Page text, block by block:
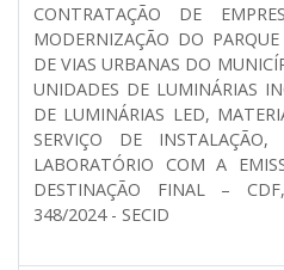
CONTRATAÇÃO DE
MODERNIZAÇÃO DO
DE VIAS URBANAS DO
UNIDADES DE LUMINÁRIAS
DE LUMINÁRIAS LED,
SERVIÇO DE
LABORATÓRIO COM A
DESTINAÇÃO FINAL –
348/2024 - SECID